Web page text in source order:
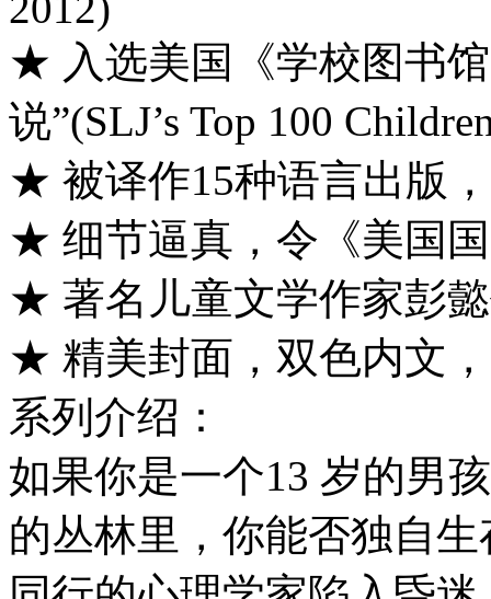
★ 入选美国《学校图书
说”(SLJ’s Top 100
★ 被译作15种语言出版
★ 细节逼真，令《美国
★ 著名儿童文学作家彭
★ 精美封面，双色内文
系列介绍：
如果你是一个13 岁的男
的丛林里，你能否独自生